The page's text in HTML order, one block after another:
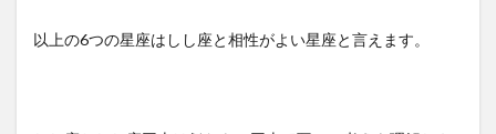
以上の6つの星座はしし座と相性がよい星座と言えます。